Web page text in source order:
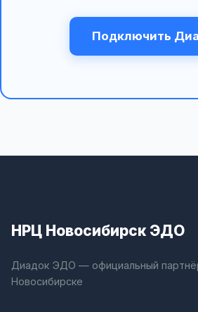
Подключить
НРЦ Новосибирск ЭДО
Диадок ЭДО — официальный
Новосибирске